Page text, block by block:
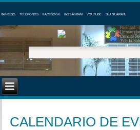
INGRESO TELÉFONOS FACEBOOK INSTAGRAM YOUTUBE SIU GUARANI
CALENDARIO DE